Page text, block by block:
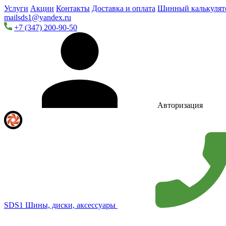
Услуги Акции Контакты Доставка и оплата Шинный
mailsds1@yandex.ru
+7 (347) 200-90-50
Авторизация
SDS1 Шины, диски, аксессуары